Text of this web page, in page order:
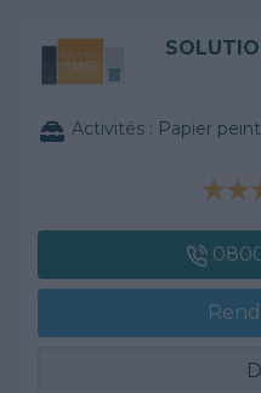
Activités : Papier peint